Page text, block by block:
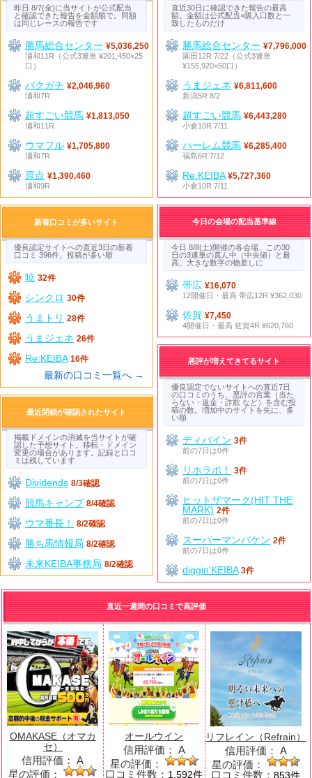
昨日 8/7(金)に当サイトが公式配当
と確認できた報告を金額順で。同額
は同じレースの報告です
勝馬総合センター ¥5,036,250
浦和11R（公式3連単 ¥201,450×25
口）
バクガチ ¥2,046,960
浦和7R
超すごい競馬 ¥1,813,050
浦和11R
ウマフル ¥1,705,800
浦和7R
原点 ¥1,390,460
浦和9R
直近30日に確認できた報告の最高
額。金額は公式配当×購入口数と一
致したものだけ
勝馬総合センター ¥7,796,000
園田12R 7/22（公式3連単
¥155,920×50口）
うまジェネ ¥6,811,600
新潟5R 8/2
超すごい競馬 ¥6,443,280
小倉10R 7/11
ハーレム競馬 ¥6,285,400
福島6R 7/12
Re:KEIBA ¥5,727,360
小倉10R 7/11
新着口コミが多いサイト
優良認定サイトへの直近3日の新着
口コミ 396件。投稿が多い順
暁 32件
シンクロ 30件
うまトリ 28件
うまジェネ 26件
Re:KEIBA 16件
最新の口コミ一覧へ →
今日の会場の配当基準線
今日 8/8(土)開催の各会場、この30
日の3連単の真ん中（中央値）と最
高。大きな数字の物差しに
帯広¥16,070
12開催日・最高 帯広12R ¥362,030
佐賀¥7,450
4開催日・最高 佐賀4R ¥620,760
悪評が増えてきてるサイト
優良認定でないサイトへの直近7日
の口コミのうち、悪評の言葉（当た
らない・返金・詐欺 など）を含む投
稿の数。増加中のサイトを先に、多
い順
ディバイン 3件
前の7日は0件
リホラボ！
3件
前の7日は0件
ヒットザマーク(HIT THE
MARK) 2件
前の7日は0件
スーパーマンバケン 2件
前の7日は0件
diggin'KEIBA 3件
最近閉鎖が確認されたサイト
掲載ドメインの消滅を当サイトが確
認した予想サイト。移転・ドメイン
変更の場合があります。記録と口コ
ミは残しています
Dividends 8/3確認
競馬キャンプ 8/4確認
ウマ番長！ 8/2確認
勝ち馬情報局 8/2確認
未来KEIBA事務局 8/2確認
直近一週間の口コミで高評価
OMAKASE（オマカ
セ）
信用評価： A
星の評価：
オールウイン
信用評価： A
星の評価：
口コミ件数： 1,592件
リフレイン（Refrain）
信用評価： A
星の評価：
口コミ件数：853件